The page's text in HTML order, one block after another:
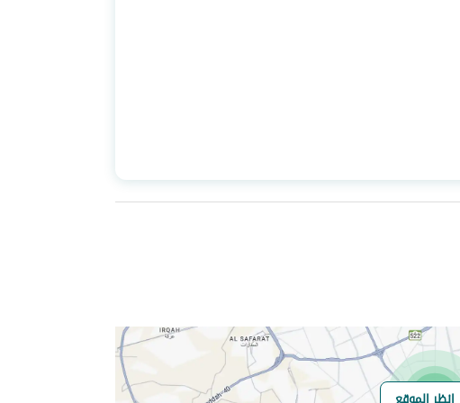
عدد الغرف
-